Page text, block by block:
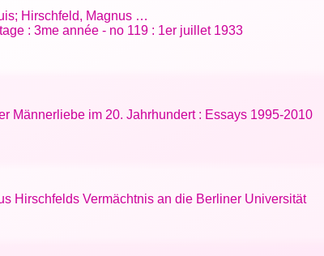
Hirschfeld, Magnus …
: 3me année - no 119 : 1er juillet 1933
Männerliebe im 20. Jahrhundert : Essays 1995-2010
Hirschfelds Vermächtnis an die Berliner Universität